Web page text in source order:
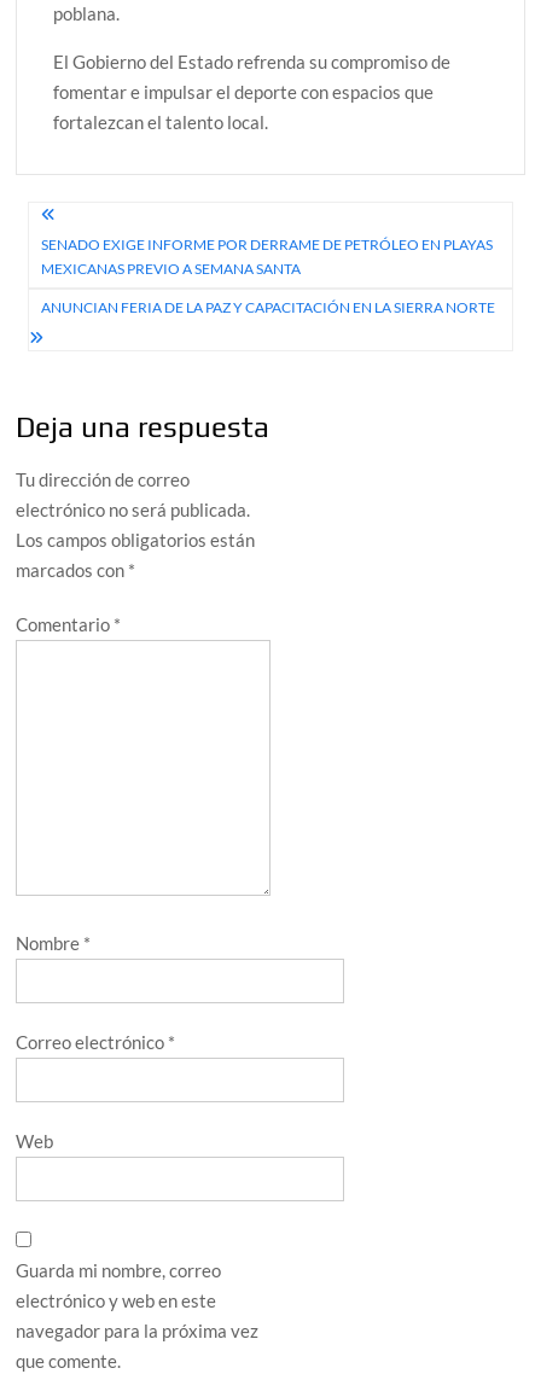
poblana.
El Gobierno del Estado refrenda su compromiso de
fomentar e impulsar el deporte con espacios que
fortalezcan el talento local.
Navegación
de
entradas
SENADO EXIGE INFORME POR DERRAME DE PETRÓLEO EN PLAYAS
MEXICANAS PREVIO A SEMANA SANTA
ANUNCIAN FERIA DE LA PAZ Y CAPACITACIÓN EN LA SIERRA NORTE
Deja una respuesta
Tu dirección de correo
electrónico no será publicada.
Los campos obligatorios están
marcados con *
Comentario *
Nombre *
Correo electrónico *
Web
Guarda mi nombre, correo
electrónico y web en este
navegador para la próxima vez
que comente.